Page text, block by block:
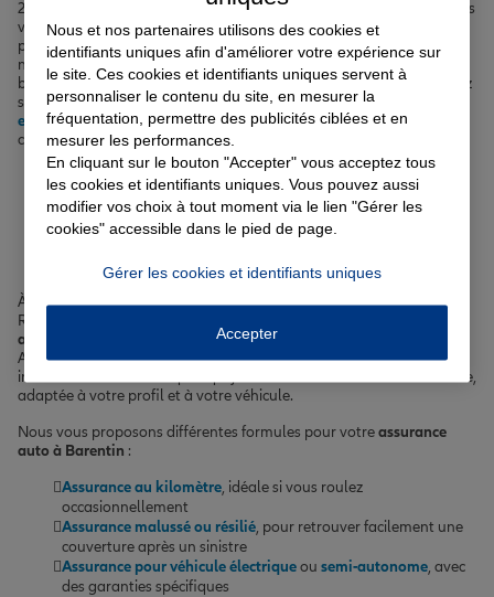
24h/24. Pour votre
assurance habitation
à Barentin, nous adaptons
votre contrat selon votre profil : appartement, maison, locataire ou
propriétaire. Sécurisez votre avenir et celui de vos proches avec
notre
complémentaire santé à Barentin, qui vous permet de
bénéficier des meilleurs soins en toute tranquillité. Enfin, concrétisez
sereinement votre projet immobilier grâce à notreassurance
emprunteurà Barentin, une protection indispensable pour votre
crédit.
Votre assurance auto, moto
ou scooter à Barentin
À Barentin, ville de plus de 12 000 habitants située à proximité de
Rouen, vos déplacements du quotidien méritent une
auto, moto ou scooter à Barentinqui vous protège efficacement.
Accidents matériels ou corporels, catastrophes naturelles, vol,
incendie... Autant de risques qui justifient une couverture sur-mesure,
adaptée à votre profil et à votre véhicule.
Nous vous proposons différentes formules pour votreassurance
auto à Barentin :
Assurance au kilomètre, idéale si vous roulez
occasionnellement
Assurance malussé ou résilié, pour retrouver facilement une
couverture après un sinistre
Assurance pour véhicule électriqueou semi-autonome, avec
des garanties spécifiques
Nous et nos partenaires utilisons des cookies et
identifiants uniques afin d'améliorer votre expérience sur
le site. Ces cookies et identifiants uniques servent à
personnaliser le contenu du site, en mesurer la
fréquentation, permettre des publicités ciblées et en
mesurer les performances.
En cliquant sur le bouton "Accepter" vous acceptez tous
les cookies et identifiants uniques. Vous pouvez aussi
modifier vos choix à tout moment via le lien "Gérer les
cookies" accessible dans le pied de page.
Gérer les cookies et identifiants uniques
Accepter